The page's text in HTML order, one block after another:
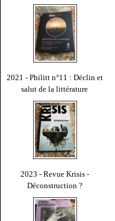
2021 - Philitt n°11 : Déclin et
salut de la littérature
2023 - Revue Krisis -
Déconstruction ?